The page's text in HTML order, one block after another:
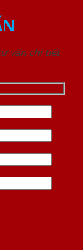
vấn chi tiết